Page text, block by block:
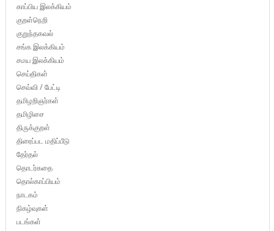
காப்பிய இலக்கியம்
குறள்நெறி
குறுந்தகவல்
சங்க இலக்கியம்
சமய இலக்கியம்
செய்திகள்
செவ்வி / பேட்டி
தமிழறிஞர்கள்
தமிழிசை
திருக்குறள்
திரைப்பட மதிப்பீடு
தேர்தல்
தொடர்கதை
தொல்காப்பியம்
நாடகம்
நிகழ்வுகள்
படங்கள்